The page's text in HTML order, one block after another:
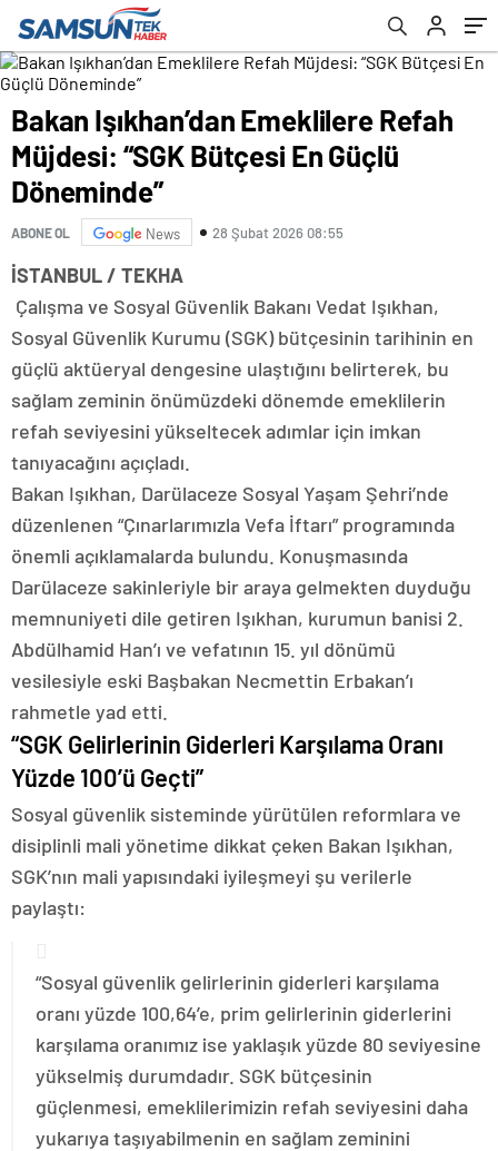
Bakan Işıkhan’dan Emeklilere Refah
Müjdesi: “SGK Bütçesi En Güçlü
Döneminde”
ABONE OL News 28 Şubat 2026 08:55
İSTANBUL / TEKHA
Çalışma ve Sosyal Güvenlik Bakanı Vedat Işıkhan,
Sosyal Güvenlik Kurumu (SGK) bütçesinin tarihinin en
güçlü aktüeryal dengesine ulaştığını belirterek, bu
sağlam zeminin önümüzdeki dönemde emeklilerin
refah seviyesini yükseltecek adımlar için imkan
tanıyacağını açıçladı.
Bakan Işıkhan, Darülaceze Sosyal Yaşam Şehri’nde
düzenlenen “Çınarlarımızla Vefa İftarı” programında
önemli açıklamalarda bulundu. Konuşmasında
Darülaceze sakinleriyle bir araya gelmekten duyduğu
memnuniyeti dile getiren Işıkhan, kurumun banisi 2.
Abdülhamid Han’ı ve vefatının 15. yıl dönümü
vesilesiyle eski Başbakan Necmettin Erbakan’ı
rahmetle yad etti.
“SGK Gelirlerinin Giderleri Karşılama Oranı
Yüzde 100’ü Geçti”
Sosyal güvenlik sisteminde yürütülen reformlara ve
disiplinli mali yönetime dikkat çeken Bakan Işıkhan,
SGK’nın mali yapısındaki iyileşmeyi şu verilerle
paylaştı:
“Sosyal güvenlik gelirlerinin giderleri karşılama
oranı yüzde 100,64’e, prim gelirlerinin giderlerini
karşılama oranımız ise yaklaşık yüzde 80 seviyesine
yükselmiş durumdadır. SGK bütçesinin
güçlenmesi, emeklilerimizin refah seviyesini daha
yukarıya taşıyabilmenin en sağlam zeminini